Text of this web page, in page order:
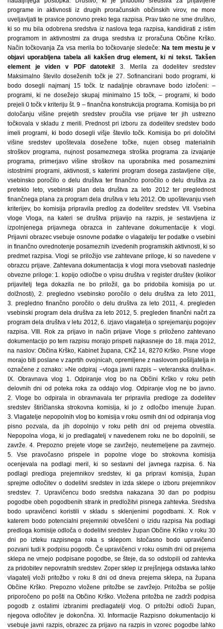
programe in aktivnosti iz drugih proračunskih občinskih virov, ne more
uveljavljati te pravice ponovno preko tega razpisa. Prav tako ne sme društvo,
ki so mu bila odobrena sredstva iz naslova tega razpisa, kandidirati z istim
programom in aktivnostmi za druga sredstva iz proračuna Občine Krško.
Način točkovanja Za vsa merila bo točkovanje sledeče: Na tem mestu je v
objavi uporabljena tabela ali kakšen drug element, ki ni tekst. Takšen
element je viden v PDF datoteki!
3. Merila za dodelitev sredstev
Maksimalno število doseženih točk je 27. Sofinancirani bodo programi, ki
bodo dosegli najmanj 15 točk. Iz nadaljnje obravnave bodo izločeni: –
programi, ki ne dosežejo skupaj minimalno 15 točk, – programi, ki bodo
prejeli 0 točk v kriteriju št. 9 – finančna konstrukcija programa. Komisija bo pri
določanju višine prejetih sredstev proučila vse prijave ter jih ustrezno
točkovala v skladu z merili. Prednost pri izboru za dodelitev sredstev bodo
imeli programi, ki bodo dosegli višje število točk. Komisija bo pri določitvi
višine sredstev upoštevala dosežene točke, nujen obseg materialnih
stroškov programa, nujnost posameznega stroška programa za izvajanje
programa, primerjavo višine stroškov na uporabnika med posameznimi
istostnimi programi, aktivnosti, s katerimi program dosega zastavljene cilje,
vsebinsko poročilo o delu društva ter finančno poročilo o delu društva za
preteklo leto, vsebinski plan dela društva za leto 2012 ter preglednost
finančnega plana za program dela društva v letu 2012. Ob upoštevanju vseh
kriterijev, bo komisija pripravila predlog za dodelitev sredstev. VII. Vsebina
vloge Vloga, na kateri se društva prijavijo na razpis, je sestavljena iz
izpolnjenega prijavnega obrazca in zahtevane dokumentacije k vlogi.
Prijavni obrazec vsebuje osnovne podatke o vlagatelju ter podatke o vsebini
in finančno ovrednotenje posameznih izvedenih programskih aktivnosti, ki so
predmet razpisa. Vlogi se priložijo vse zahtevane priloge, ki so navedene v
obrazcu prijave. Zahtevana dokumentacija k vlogi mora vsebovati naslednje
obvezne priloge: 1. kopijo odločbe o vpisu društva v register društev (kolikor
prijavitelj tega dokazila ne bo priložil, ga bo pridobila komisija po ur.
dolžnosti), 2. pregledno vsebinsko poročilo o delu društva za leto 2011,
3. pregledno finančno poročilo o delu društva za leto 2011, 4. pregleden
vsebinski program dela društva za leto 2012, 5. pregleden finančni načrt za
program dela društva v letu 2012, 6. izjavo vlagatelja o sprejemanju pogojev
razpisa. VIII. Rok za prijavo in način prijave Vloge s priloženo zahtevano
dokumentacijo po tem razpisu morajo prispeti najkasneje do 18. maja 2012,
na naslov: Občina Krško, Kabinet župana, CKŽ 14, 8270 Krško. Pisne vloge
morajo biti poslane v zaprtih ovojnicah, opremljene z naslovom pošiljatelja in
označene z oznako: »Ne odpiraj –vloga javni razpis – veteranska društva«.
IX. Obravnava vlog 1. Odpiranje vlog bo na Občini Krško v roku petih
delovnih dni od poteka roka za oddajo vlog. Odpiranje vlog ne bo javno.
2. Vloge bo odpirala in obravnavala ter pripravila predloge za dodelitev
sredstev štiričlanska strokovna komisija, ki jo z odločbo imenuje župan.
3. Vlagatelje nepopolnih vlog bo komisija v roku osmih dni od odpiranja vlog
pisno pozvala, da jih dopolnijo v roku petih dni od prejema obvestila.
Nepopolna vloga, ki jo predlagatelj v navedenem roku ne bo dopolnili, se
zavrže. 4. Prepozno prejete vloge se zavržejo, neutemeljene pa zavrnejo.
5. Vse pravočasno prispele in popolne vloge bo strokovna komisija
ocenjevala na podlagi meril, ki so sestavni del javnega razpisa. 6. Na
podlagi predloga prejemnikov sredstev, ki ga pripravi komisija, župan
sprejme odločitev o dodelitvi sredstev in izda sklepe o izboru prejemnikov
sredstev. 7. Upravičencu bodo sredstva nakazana 30 dan po podpisu
pogodbe obeh pogodbenih strank in predložitvi pisnega zahtevka. Sredstva
bodo upravičenci koristili v skladu s sklenjenimi pogodbami. X. Rok v
katerem bodo potencialni prejemniki obveščeni o izidu razpisa Na podlagi
predloga komisije odloča o dodelitvi sredstev župan Občine Krško v roku 30
dni po izteku razpisnega roka s sklepom. Istočasno bodo upravičenci
pozvani tudi k podpisu pogodb. Če upravičenci v roku osmih dni od prejema
sklepa ne vrnejo podpisane pogodbe, se šteje, da so odstopili od zahtevka
za pridobitev nepovratnih sredstev. Zoper sklep iz prejšnjega odstavka lahko
vlagatelj vloži pritožbo v roku 8 dni od dneva prejema sklepa, na župana
Občine Krško. Prepozno vložene pritožbe se zavržejo. Pritožba se pošlje
priporočeno po pošti na Občino Krško. Vložena pritožba ne zadrži podpisa
pogodb z ostalimi izbranimi predlagatelji vlog. O pritožbi odloči župan,
njegova odločitev je dokončna. XI. Informacije Razpisno dokumentacijo ki
vsebuje javni razpis, obrazec za prijavo na razpis in vzorec pogodbe lahko